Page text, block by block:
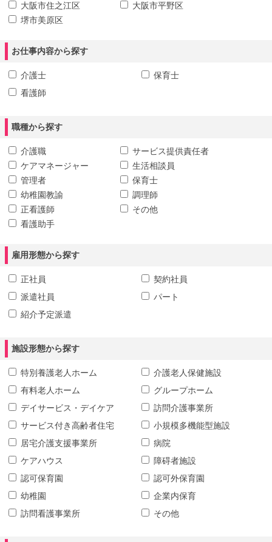
大阪市住之江区
大阪市平野区
堺市美原区
お仕事内容から探す
介護士
保育士
看護師
職種から探す
介護職
サービス提供責任者
ケアマネージャー
生活相談員
管理者
保育士
幼稚園教諭
調理師
正看護師
その他
看護助手
雇用形態から探す
正社員
契約社員
派遣社員
パート
紹介予定派遣
施設形態から探す
特別養護老人ホーム
介護老人保健施設
有料老人ホーム
グループホーム
デイサービス・デイケア
訪問介護事業所
サービス付き高齢者住宅
小規模多機能型施設
居宅介護支援事業所
病院
ケアハウス
障碍者施設
認可保育園
認可外保育園
幼稚園
企業内保育
訪問看護事業所
その他